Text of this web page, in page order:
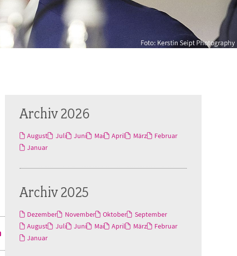
Archiv 2026
August Juli Juni Mai April März
Februar
Januar
Archiv 2025
Dezember November Oktober
September
August
Juli Juni Mai April März
Februar
Januar